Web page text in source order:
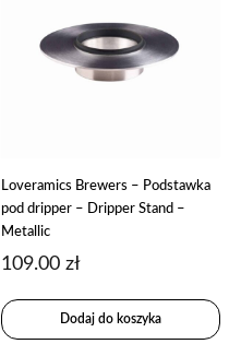
Loveramics Brewers – Podstawka
pod dripper – Dripper Stand –
Metallic
109.00zł
Dodaj do koszyka